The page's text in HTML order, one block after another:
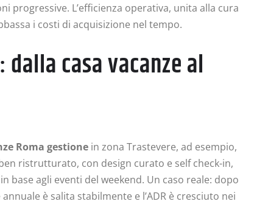
progressive. L’efficienza operativa, unita alla cura
i costi di acquisizione nel tempo.
casa vacanze al
Roma gestione in zona Trastevere, ad esempio,
ristrutturato, con design curato e self check-in,
base agli eventi del weekend. Un caso reale: dopo
è salita stabilmente e l’ADR è cresciuto nei